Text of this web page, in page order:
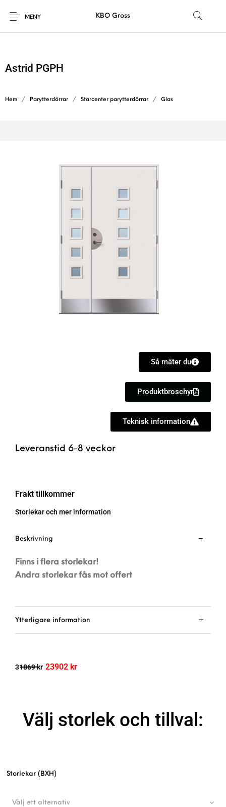
MENY KBO Gross
Astrid PGPH
Hem / Parytterdörrar / Starcenter parytterdörrar / Glas
Så mäter du
Produktbroschyr
Teknisk information
Leveranstid 6-8 veckor
Frakt tillkommer
Storlekar och mer information
Beskrivning
Finns i flera storlekar!
Andra storlekar fås mot offert
Ytterligare information
31869kr 23902 kr
Välj storlek och tillval:
Storlekar (BXH)
Välj ett alternativ